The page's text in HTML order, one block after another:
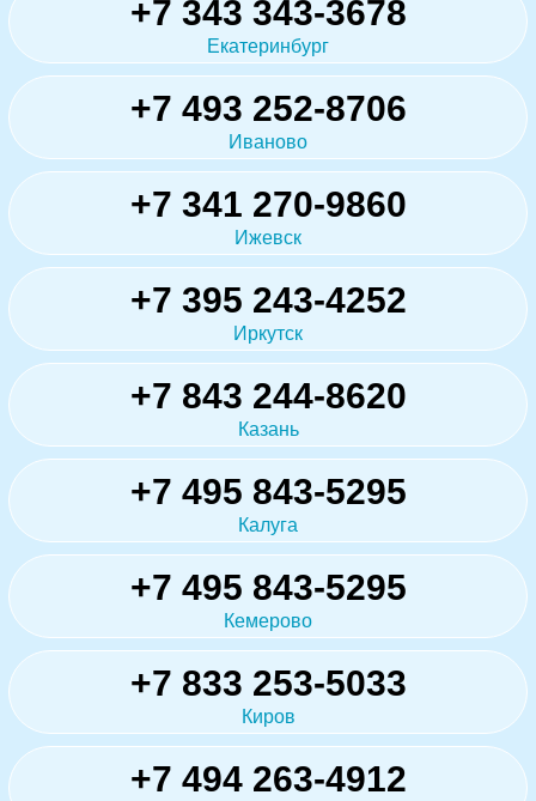
+7 343 343-3678
Екатеринбург
+7 493 252-8706
Иваново
+7 341 270-9860
Ижевск
+7 395 243-4252
Иркутск
+7 843 244-8620
Казань
+7 495 843-5295
Калуга
+7 495 843-5295
Кемерово
+7 833 253-5033
Киров
+7 494 263-4912